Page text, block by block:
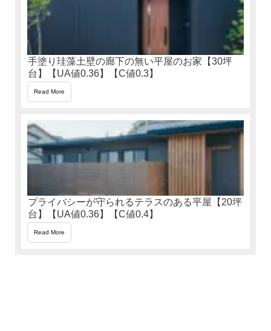
手塗り珪藻土壁の廊下の無い平屋のお家【30坪
台】【UA値0.36】【C値0.3】
Read More
プライバシーが守られるテラスのある平屋【20坪
台】【UA値0.36】【C値0.4】
Read More